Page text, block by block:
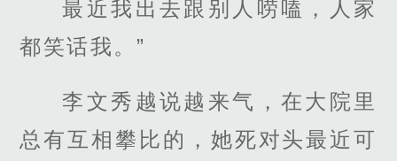
最近我出去跟别人唠嗑，人家
都笑话我。”
李文秀越说越来气，在大院里
总有互相攀比的，她死对头最近可